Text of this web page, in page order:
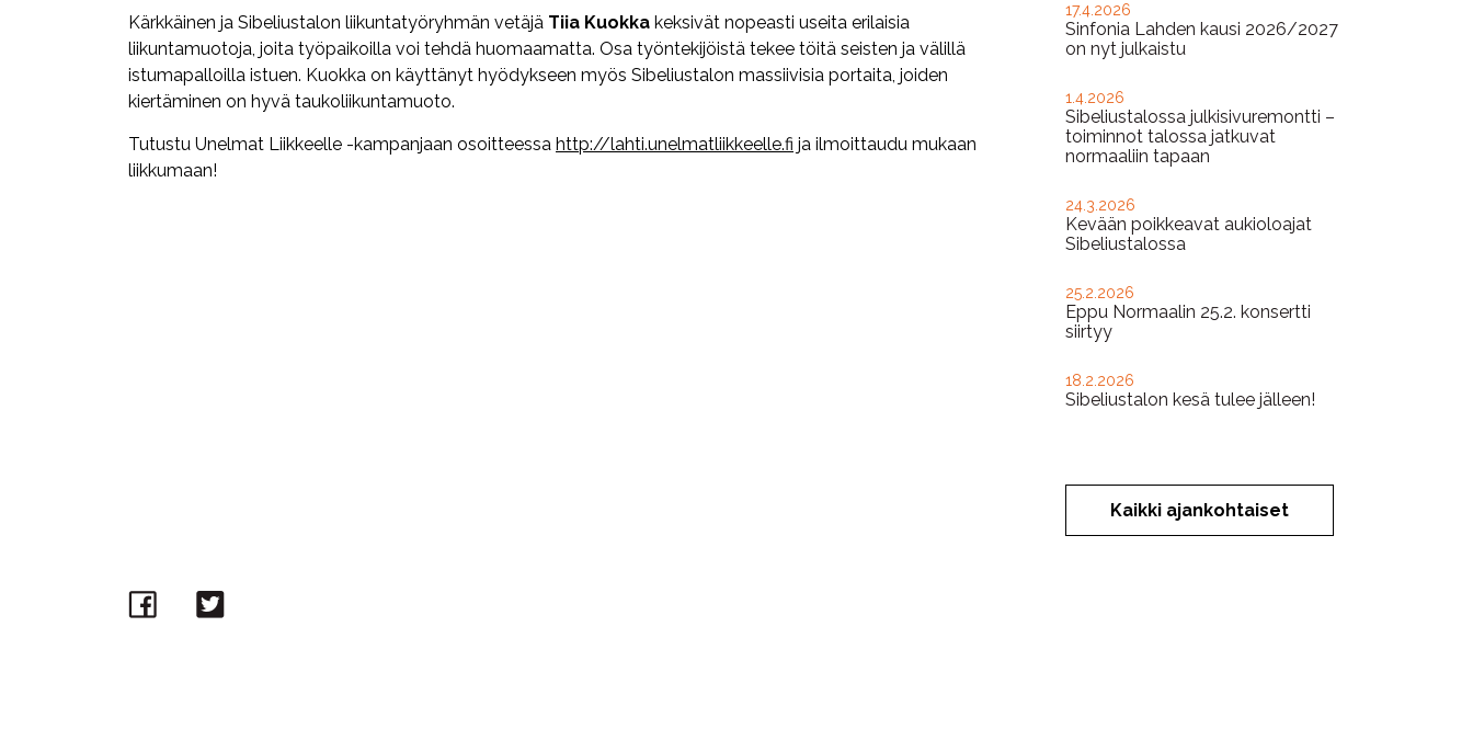
Kärkkäinen ja Sibeliustalon liikuntatyöryhmän vetäjä Tiia Kuokka keksivät nopeasti useita erilaisia
liikuntamuotoja, joita työpaikoilla voi tehdä huomaamatta. Osa työntekijöistä tekee töitä seisten ja välillä
istumapalloilla istuen. Kuokka on käyttänyt hyödykseen myös Sibeliustalon massiivisia portaita, joiden
kiertäminen on hyvä taukoliikuntamuoto.
Tutustu Unelmat Liikkeelle -kampanjaan osoitteessa http://lahti.unelmatliikkeelle.fi ja ilmoittaudu mukaan
liikkumaan!
17.4.2026
Sinfonia Lahden kausi 2026/2027
on nyt julkaistu
1.4.2026
Sibeliustalossa julkisivuremontti –
toiminnot talossa jatkuvat
normaaliin tapaan
24.3.2026
Kevään poikkeavat aukioloajat
Sibeliustalossa
25.2.2026
Eppu Normaalin 25.2. konsertti
siirtyy
18.2.2026
Sibeliustalon kesä tulee jälleen!
Kaikki ajankohtaiset
Facebook